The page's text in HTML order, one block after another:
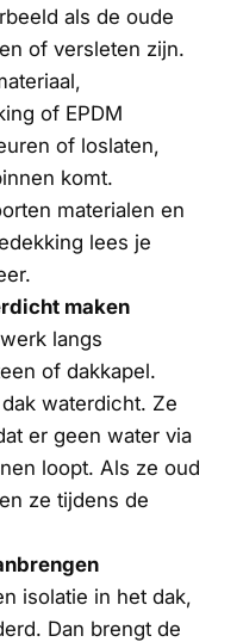
als de oude
of versleten zijn.
of EPDM
of loslaten,
komt.
materialen en
lees je
maken
langs
of dakkapel.
waterdicht. Ze
er geen water via
loopt. Als ze oud
ze tijdens de
isolatie in het dak,
Dan brengt de